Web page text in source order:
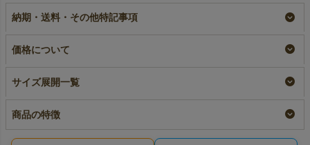
手｜100枚入
リピーター専用名入れ
織布包装袋｜100枚入
（1000枚以上専用）
布包装袋｜100枚入
納期・送料・その他特記事項
価格について
サイズ展開一覧
商品の特徴